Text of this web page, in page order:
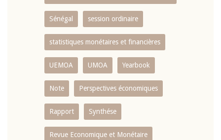
Sénégal session ordinaire
statistiques monétaires et financières
UEMOA UMOA Yearbook
Note Perspectives économiques
Rapport Synthése
Revue Economique et Monétaire